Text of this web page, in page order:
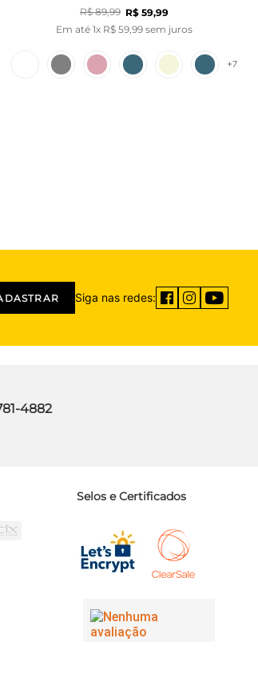
R$ 89,99 R$ 59,99
Em até 1x R$ 59, 99sem juros
+7
Siga nas redes:
4882
Selos e Certificados